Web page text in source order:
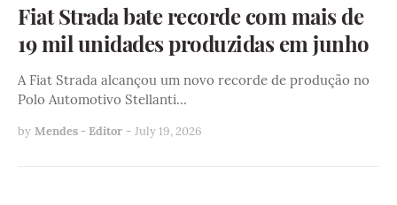
Fiat Strada bate recorde com mais de
19 mil unidades produzidas em junho
A Fiat Strada alcançou um novo recorde de produção no
Polo Automotivo Stellanti…
by Mendes - Editor - July 19, 2026